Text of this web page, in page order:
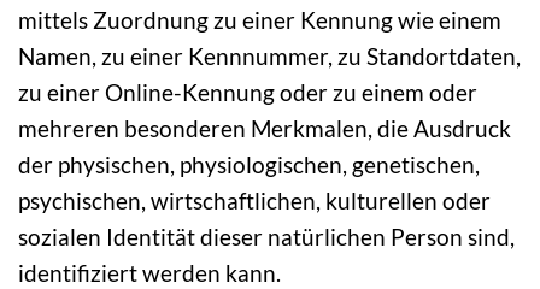
mittels Zuordnung zu einer Kennung wie einem
Namen, zu einer Kennnummer, zu Standortdaten,
zu einer Online-Kennung oder zu einem oder
mehreren besonderen Merkmalen, die Ausdruck
der physischen, physiologischen, genetischen,
psychischen, wirtschaftlichen, kulturellen oder
sozialen Identität dieser natürlichen Person sind,
identifiziert werden kann.